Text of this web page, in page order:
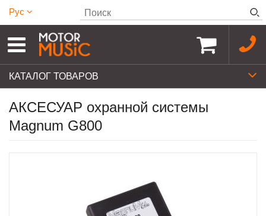
Рус
КАТАЛОГ ТОВАРОВ
АКСЕСУАР охранной системы
Magnum G800